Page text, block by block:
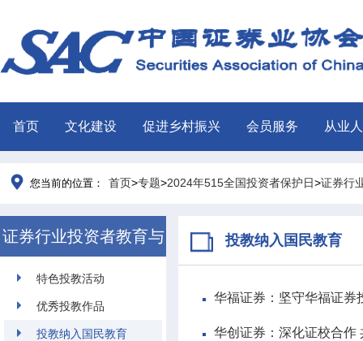
首页 文化建设 促进乡村振兴 会员服务 从业
您当前的位置： 首页>专题>2024年515全国投资者保护日>证券行
证券行业投资者教育与
保护案例集
特色投教活动
优秀投教作品
投教纳入国民教育
投教纳入国民教育
华福证券：坚守华福证券
华创证券：深化证校合作